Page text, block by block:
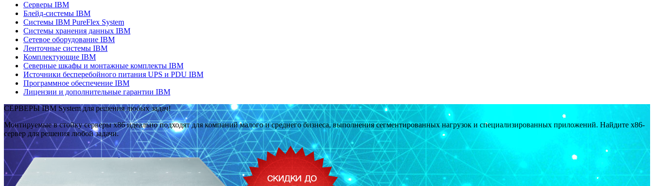
Серверы IBM
Блейд-системы IBM
Системы IBM PureFlex System
Системы хранения данных IBM
Сетевое оборудование IBM
Ленточные системы IBM
Комплектующие IBM
Северные шкафы и монтажные комплекты IBM
Источники бесперебойного питания UPS и PDU IBM
Программное обеспечение IBM
Лицензии и дополнительные гарантии IBM
СЕРВЕРЫ IBM System для решения любых задач!
Монтируемые в стойку серверы x86 идеально подходят для компаний малого и среднего бизнеса, выполнения сегментированных нагрузок и специализированных приложений. Найдите x86-
сервер для решения любой задачи.